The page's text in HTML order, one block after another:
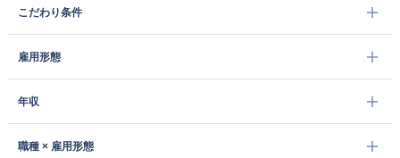
こだわり条件
雇用形態
年収
職種 × 雇用形態